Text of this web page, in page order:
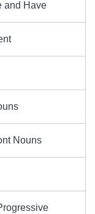
and Have
Nouns